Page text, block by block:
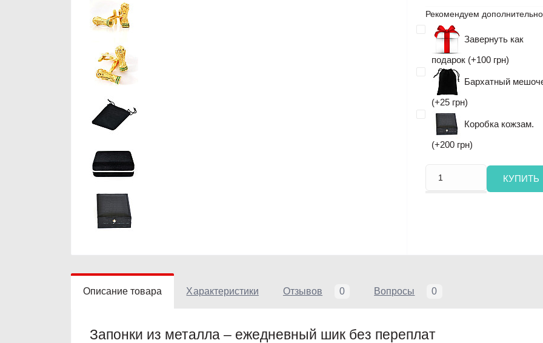
Рекомендуем дополнительно
Завернуть как
подарок (+100 грн)
Бархатный
(+25 грн)
Коробка кожзам.
(+200 грн)
КУПИТЬ
Описание товара Характеристики Отзывов 0 Вопросы 0
Запонки из металла – ежедневный шик без переплат